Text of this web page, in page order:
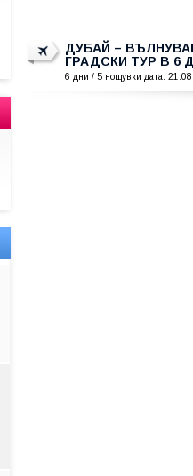
ДУБАЙ –
ГРАДСКИ ТУР В 6
6 дни / 5 нощувки дата: